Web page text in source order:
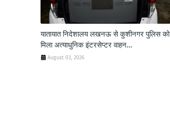
यातायात निदेशालय लखनऊ से कुशीनगर पुलिस को
मिला अत्याधुनिक इंटरसेप्टर वाहन...
August 03, 2026